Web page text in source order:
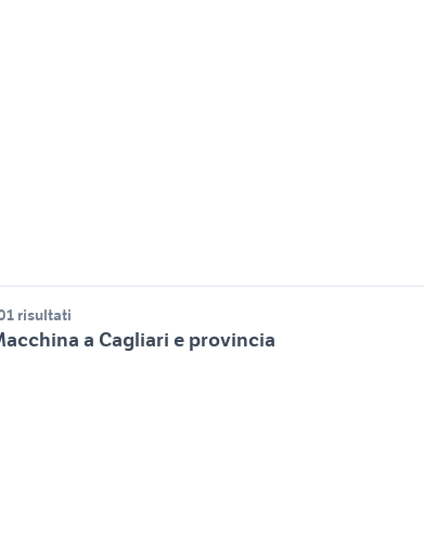
risultati
a Cagliari e provincia